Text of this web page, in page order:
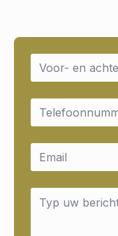
Name
Email
Email
Message